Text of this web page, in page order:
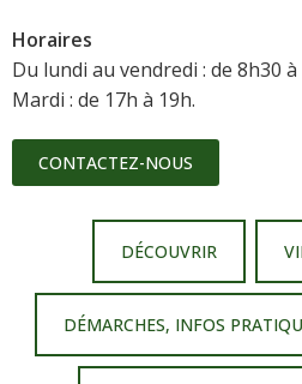
Horaires
Du lundi au vendredi : de 8h30 à
Mardi : de 17h à 19h.
CONTACTEZ-NOUS
DÉCOUVRIR
DÉMARCHES, INFOS